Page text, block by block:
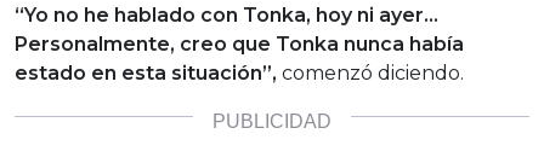
“Yo no he hablado con Tonka, hoy ni ayer…
Personalmente, creo que Tonka nunca había
estado en esta situación”, comenzó diciendo.